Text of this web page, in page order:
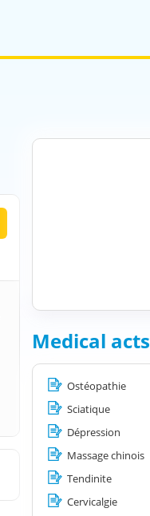
Medical acts
Ostéopathie
Sciatique
Dépression
Massage chinois
Tendinite
Cervicalgie